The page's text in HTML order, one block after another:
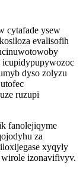
cytafade ysew
evalisofih
dyso zolyzu
ruzupi
fanolejiqyme
za
xyqyly
wirole izonavifivyv.